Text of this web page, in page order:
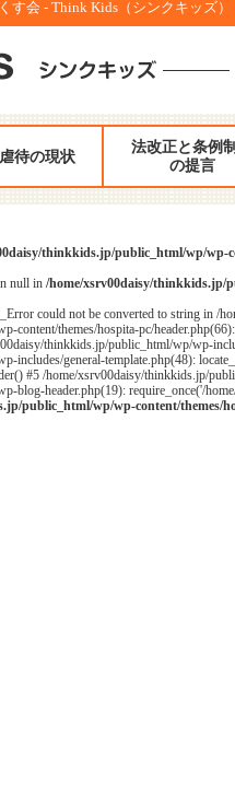
す会 - Think Kids（シンクキッズ）
待の現状
法改正と条例
の提言
thinkkids.jp/public_html/wp/wp-
null in /home/xsrv00daisy/thinkkids.jp/
could not be converted to string in /
content/themes/hospita-pc/
thinkkids.jp/public_html/wp/wp-
includes/general-template.php(48):
#5 /home/xsrv00daisy/thinkkids.jp/
blog-header.php(19): require_once('/
public_html/wp/wp-content/themes/